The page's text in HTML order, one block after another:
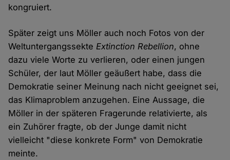
kongruiert.
Später zeigt uns Möller auch noch Fotos von der
WeltuntergangssekteExtinction Rebellion, ohne
dazu viele Worte zu verlieren, oder einen jungen
Schüler, der laut Möller geäußert habe, dass die
Demokratie seiner Meinung nach nicht geeignet sei,
das Klimaproblem anzugehen. Eine Aussage, die
Möller in der späteren Fragerunde relativierte, als
ein Zuhörer fragte, ob der Junge damit nicht
vielleicht "diese konkrete Form" von Demokratie
meinte.